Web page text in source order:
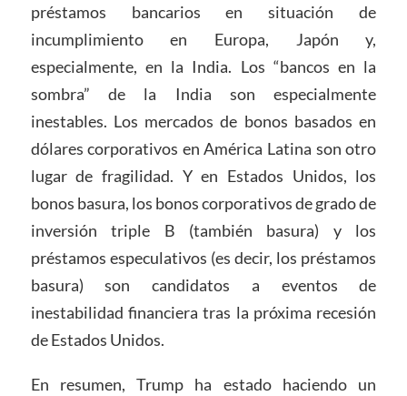
préstamos bancarios en situación de
incumplimiento en Europa, Japón y,
especialmente, en la India. Los “bancos en la
sombra” de la India son especialmente
inestables. Los mercados de bonos basados en
dólares corporativos en América Latina son otro
lugar de fragilidad. Y en Estados Unidos, los
bonos basura, los bonos corporativos de grado de
inversión triple B (también basura) y los
préstamos especulativos (es decir, los préstamos
basura) son candidatos a eventos de
inestabilidad financiera tras la próxima recesión
de Estados Unidos.
En resumen, Trump ha estado haciendo un